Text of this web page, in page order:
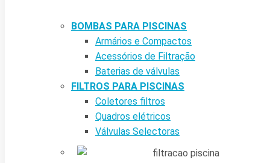
BOMBAS PARA PISCINAS
Armários e Compactos
Acessórios de Filtração
Baterias de válvulas
FILTROS PARA PISCINAS
Coletores filtros
Quadros elétricos
Válvulas Selectoras